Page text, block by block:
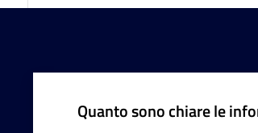
Quanto sono chiare le